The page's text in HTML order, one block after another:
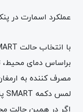
عملکرد اسمارت در
براساس دمای محیط،
مصرف کننده به